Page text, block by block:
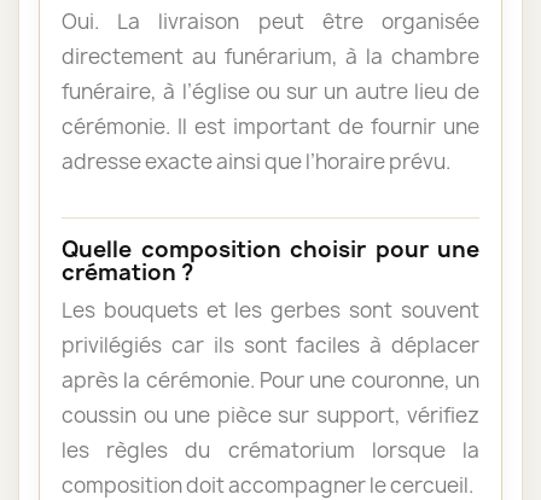
Oui. La livraison peut être organisée
directement au funérarium, à la chambre
funéraire, à l’église ou sur un autre lieu de
cérémonie. Il est important de fournir une
adresse exacte ainsi que l’horaire prévu.
Quelle composition choisir pour une
crémation ?
Les bouquets et les gerbes sont souvent
privilégiés car ils sont faciles à déplacer
après la cérémonie. Pour une couronne, un
coussin ou une pièce sur support, vérifiez
les règles du crématorium lorsque la
composition doit accompagner le cercueil.